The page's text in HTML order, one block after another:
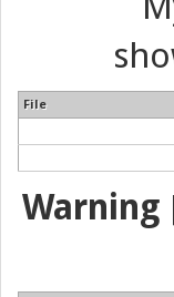
File
Warning